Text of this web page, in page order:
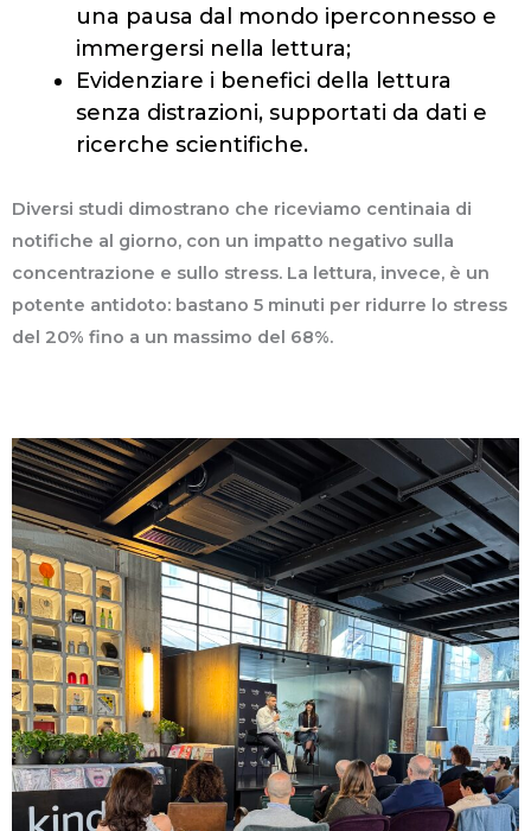
una pausa dal mondo iperconnesso e
immergersi nella lettura;
Evidenziare i benefici della lettura
senza distrazioni, supportati da dati e
ricerche scientifiche.
Diversi studi dimostrano che riceviamo centinaia di
notifiche al giorno, con un impatto negativo sulla
concentrazione e sullo stress. La lettura, invece, è un
potente antidoto: bastano 5 minuti per ridurre lo stress
del 20% fino a un massimo del 68%.